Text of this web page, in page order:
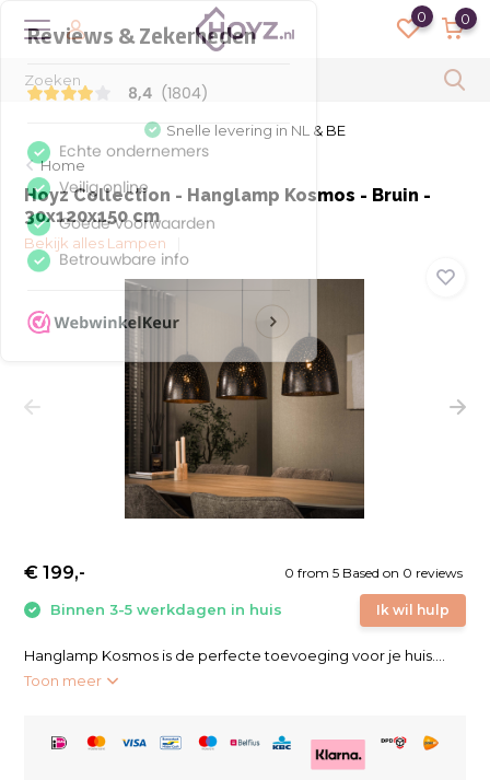
0 0
Snelle levering in NL & BE
Home
Hoyz Collection - Hanglamp Kosmos - Bruin -
30x120x150 cm
Bekijk alles Lampen
0 from 5 Based on 0 reviews
Ik wil hulp
€ 199,-
Binnen 3-5 werkdagen in huis
Hanglamp Kosmos is de perfecte toevoeging voor je huis....
Toon meer